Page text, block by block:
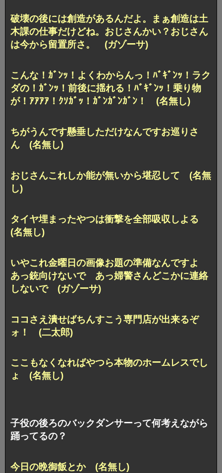
破壊の後には創造があるんだよ。まぁ創造は土
木課の仕事だけどね。おじさんかい？おじさん
は今から留置所さ。 (ガゾーサ)
こんな！ｶﾞﾝｯ！よくわからんっ！ﾊﾞｷﾞﾝｯ！ラク
ダの！ｶﾞﾝｯ！前後に揺れる！ﾊﾞｷﾞﾝｯ！乗り物
が！ｱｱｱｱ！ｸｿｶﾞｯ！ｶﾞﾝｶﾞﾝｶﾞﾝ！ (名無し)
ちがうんです懸垂しただけなんですお巡りさ
ん (名無し)
おじさんこれしか能が無いから堪忍して (名無
し)
タイヤ埋まったやつは衝撃を全部吸収しよる
(名無し)
いやこれ金曜日の画像お題の準備なんですよ
あっ銃向けないで あっ婦警さんどこかに連絡
しないで (ガゾーサ)
ココさえ潰せばちんすこう専門店が出来るぞ
ォ！ (二太郎)
ここもなくなればやつら本物のホームレスでし
ょ (名無し)
子役の後ろのバックダンサーって何考えながら
踊ってるの？
今日の晩御飯とか (名無し)